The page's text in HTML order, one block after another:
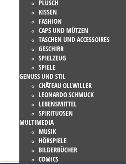
PLÜSCH
KISSEN
FASHION
CAPS UND MÜTZEN
TASCHEN UND ACCESSOIRES
GESCHIRR
SPIELZEUG
SPIELE
GENUSS UND STIL
CHÂTEAU OLLWILLER
LEONARDO SCHMUCK
LEBENSMITTEL
SPIRITUOSEN
MULTIMEDIA
MUSIK
HÖRSPIELE
BILDERBÜCHER
COMICS